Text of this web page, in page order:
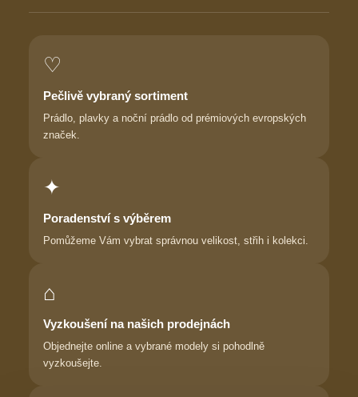
♡
Pečlivě vybraný sortiment
Prádlo, plavky a noční prádlo od prémiových evropských
značek.
✦
Poradenství s výběrem
Pomůžeme Vám vybrat správnou velikost, střih i kolekci.
⌂
Vyzkoušení na našich prodejnách
Objednejte online a vybrané modely si pohodlně
vyzkoušejte.